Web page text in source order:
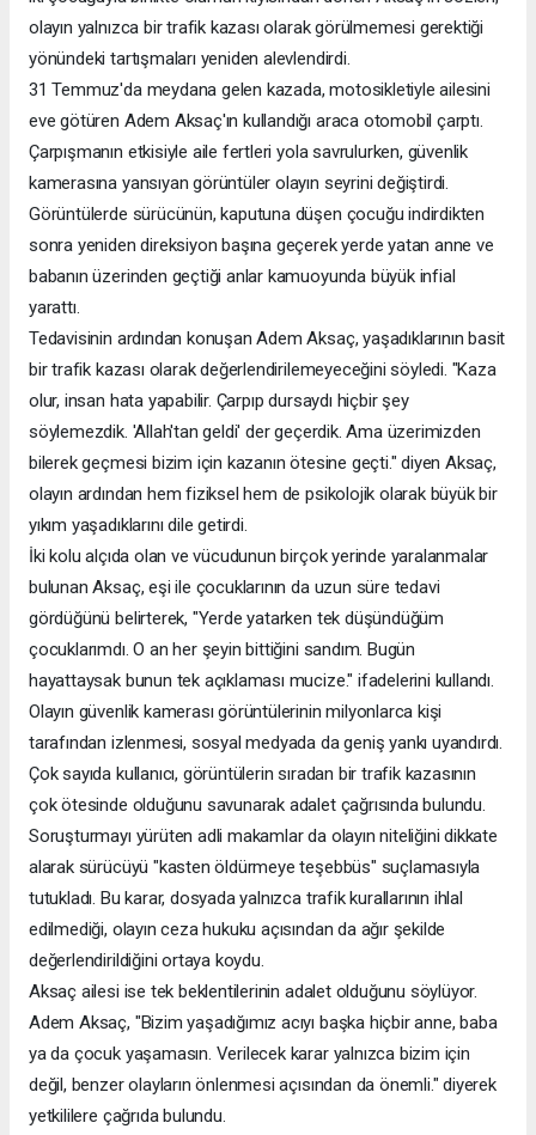
olayın yalnızca bir trafik kazası olarak görülmemesi gerektiği
yönündeki tartışmaları yeniden alevlendirdi.
31 Temmuz'da meydana gelen kazada, motosikletiyle ailesini
eve götüren Adem Aksaç'ın kullandığı araca otomobil çarptı.
Çarpışmanın etkisiyle aile fertleri yola savrulurken, güvenlik
kamerasına yansıyan görüntüler olayın seyrini değiştirdi.
Görüntülerde sürücünün, kaputuna düşen çocuğu indirdikten
sonra yeniden direksiyon başına geçerek yerde yatan anne ve
babanın üzerinden geçtiği anlar kamuoyunda büyük infial
yarattı.
Tedavisinin ardından konuşan Adem Aksaç, yaşadıklarının basit
bir trafik kazası olarak değerlendirilemeyeceğini söyledi. "Kaza
olur, insan hata yapabilir. Çarpıp dursaydı hiçbir şey
söylemezdik. 'Allah'tan geldi' der geçerdik. Ama üzerimizden
bilerek geçmesi bizim için kazanın ötesine geçti." diyen Aksaç,
olayın ardından hem fiziksel hem de psikolojik olarak büyük bir
yıkım yaşadıklarını dile getirdi.
İki kolu alçıda olan ve vücudunun birçok yerinde yaralanmalar
bulunan Aksaç, eşi ile çocuklarının da uzun süre tedavi
gördüğünü belirterek, "Yerde yatarken tek düşündüğüm
çocuklarımdı. O an her şeyin bittiğini sandım. Bugün
hayattaysak bunun tek açıklaması mucize." ifadelerini kullandı.
Olayın güvenlik kamerası görüntülerinin milyonlarca kişi
tarafından izlenmesi, sosyal medyada da geniş yankı uyandırdı.
Çok sayıda kullanıcı, görüntülerin sıradan bir trafik kazasının
çok ötesinde olduğunu savunarak adalet çağrısında bulundu.
Soruşturmayı yürüten adli makamlar da olayın niteliğini dikkate
alarak sürücüyü "kasten öldürmeye teşebbüs" suçlamasıyla
tutukladı. Bu karar, dosyada yalnızca trafik kurallarının ihlal
edilmediği, olayın ceza hukuku açısından da ağır şekilde
değerlendirildiğini ortaya koydu.
Aksaç ailesi ise tek beklentilerinin adalet olduğunu söylüyor.
Adem Aksaç, "Bizim yaşadığımız acıyı başka hiçbir anne, baba
ya da çocuk yaşamasın. Verilecek karar yalnızca bizim için
değil, benzer olayların önlenmesi açısından da önemli." diyerek
yetkililere çağrıda bulundu.